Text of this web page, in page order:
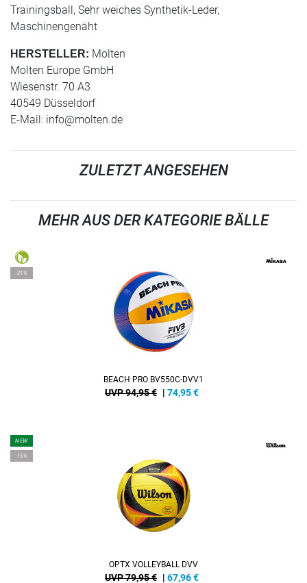
Trainingsball, Sehr weiches Synthetik-Leder,
Maschinengenäht
HERSTELLER: Molten
Molten Europe GmbH
Wiesenstr. 70 A3
40549 Düsseldorf
E-Mail: info@molten.de
ZULETZT ANGESEHEN
MEHR AUS DER KATEGORIE BÄLLE
-21%
BEACH PRO BV550C-DVV1
UVP 94,95 € | 74,95€
NEW
-15%
OPTX VOLLEYBALL DVV
UVP 79,95 € | 67,96€